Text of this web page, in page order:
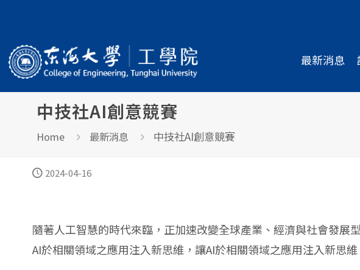
最新消息
中技社AI創意競賽
Home 最新消息 中技社AI創意競賽
2024-04-16
隨著人工智慧的時代來臨，正加速改變全球產業、經濟與社會發
AI於相關領域之應用注入新思維，讓AI於相關領域之應用注入新思維